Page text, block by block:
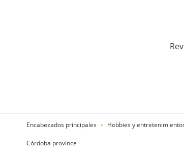
Encabezados principales Hobbies y
Córdoba province